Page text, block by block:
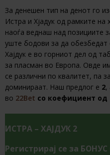
За денешен тип на денот го
Истра и Хјадук од рамките на
наоѓа веднаш над позициите
уште бодови за да обезбедат
Хајдук е во горниот дел од
за пласман во Европа. Овде
се различни по квалитет, па
доминираат. Наш предлог е 2,
во 22Bet со коефициент од
ИСТРА – ХАЈДУК 2
Регистрирај се за